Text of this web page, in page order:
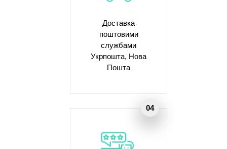
Доставка
поштовими
службами
Укрпошта, Нова
Пошта